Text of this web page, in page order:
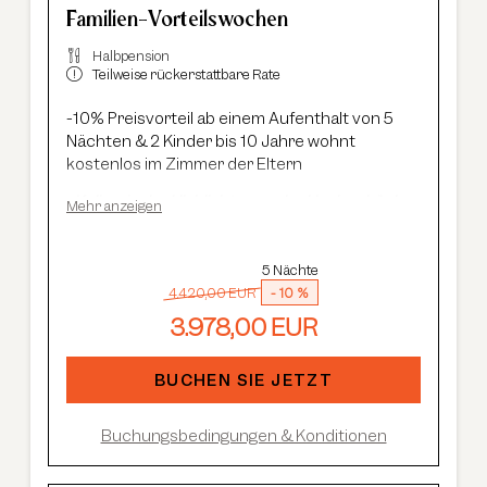
Familien-Vorteilswochen
Halbpension
Teilweise rückerstattbare Rate
-10% Preisvorteil ab einem Aufenthalt von 5
Nächten & 2 Kinder bis 10 Jahre wohnt
kostenlos im Zimmer der Eltern
Kulinarische Highlights aus der Haubenküche:
Wellness über den
Dächern von Sölden mit Infinity-Pool, Saunen
und Cardio Fitness
Adults Only Spamit 7 Saunen & Dampfbädern
Im Sommer:kostenlose Summer Card, AREA
47 Eintritt, geführte Wanderungen etc.
Mehr anzeigen
5 Nächte
4.420,00 EUR
-10 %
3.978,00 EUR
BUCHEN SIE JETZT
Buchungsbedingungen & Konditionen